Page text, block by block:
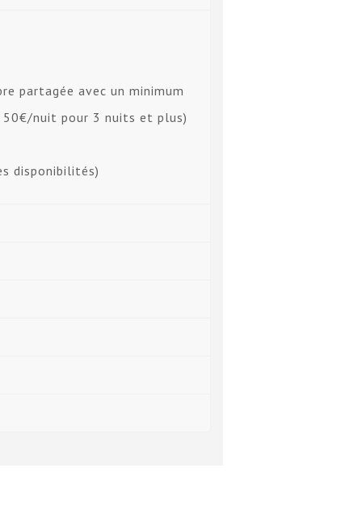
partagée avec un minimum
nuit pour 3 nuits et plus)
disponibilités)